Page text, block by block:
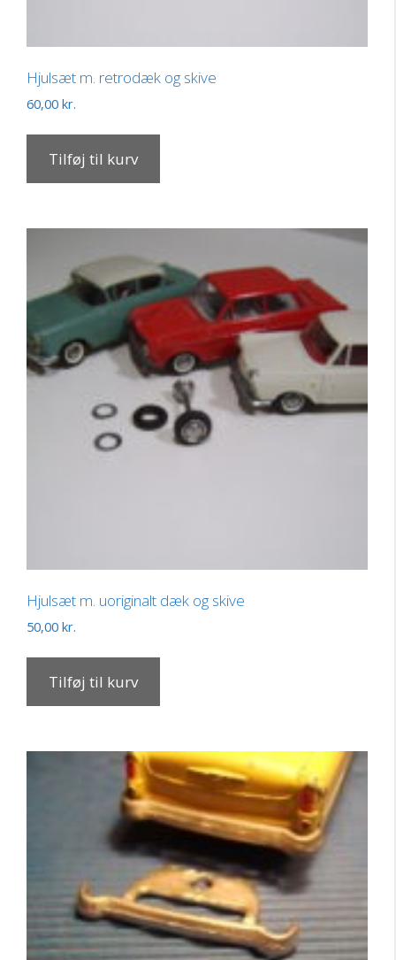
Hjulsæt m. retrodæk og skive
60,00 kr.
Tilføj til kurv
Hjulsæt m. uoriginalt dæk og skive
50,00 kr.
Tilføj til kurv